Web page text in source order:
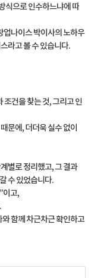
식으로 인수하느냐에 따
업나이스 박이사의 노하우
라고 볼 수 있습니다.
조건을 찾는 것, 그리고 인
문에, 더더욱 실수 없이
별로 정리했고, 그 결과
수 있었습니다.
이고,
함께 차근차근 확인하고